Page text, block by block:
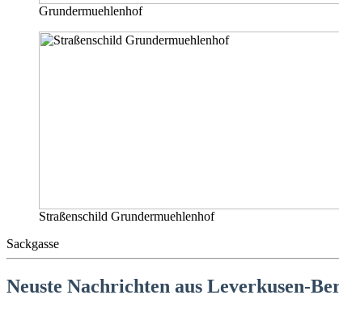
Grundermuehlenhof
Straßenschild Grundermuehlenhof
Sackgasse
Neuste Nachrichten aus Leverkusen-